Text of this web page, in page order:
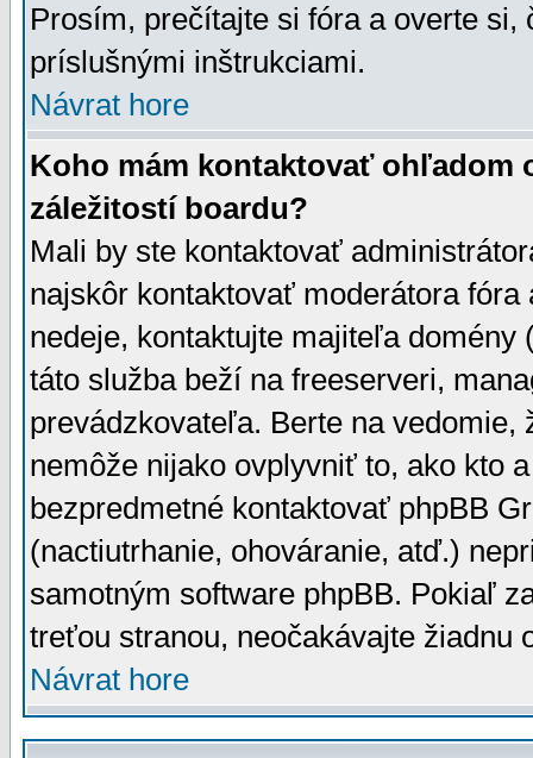
Prosím, prečítajte si fóra a overte
príslušnými inštrukciami.
Návrat hore
Koho mám kontaktovať ohľadom
záležitostí boardu?
Mali by ste kontaktovať
najskôr kontaktovať moderátora
nedeje, kontaktujte majiteľa
táto služba beží na freeserveri,
prevádzkovateľa. Berte na
nemôže nijako ovplyvniť to, ako kto
bezpredmetné kontaktovať phpBB
(nactiutrhanie, ohováranie, atď.)
samotným software phpBB. Pokiaľ
treťou stranou, neočakávajte žiadnu
Návrat hore